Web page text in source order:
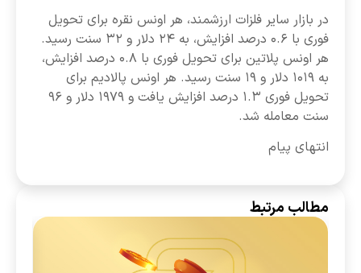
در بازار سایر فلزات ارزشمند، هر اونس نقره برای تحویل
فوری با ۰.۶ درصد افزایش، به ۲۴ دلار و ۳۲ سنت رسید.
هر اونس پلاتین برای تحویل فوری با ۰.۸ درصد افزایش،
به ۱۰۱۹ دلار و ۱۹ سنت رسید. هر اونس پالادیم برای
تحویل فوری ۱.۳ درصد افزایش یافت و ۱۹۷۹ دلار و ۹۶
سنت معامله شد.
انتهای پیام
مطالب مرتبط